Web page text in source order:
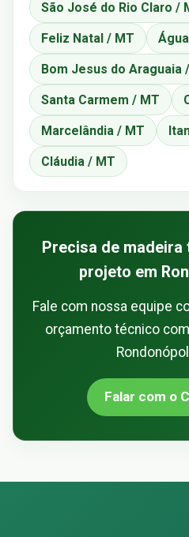
São José do Rio Claro /
Feliz Natal / MT
Bom Jesus do Araguaia
Santa Carmem / MT
Marcelândia / MT
Cláudia / MT
Precisa de
projeto em
Fale com nossa equipe
orçamento técnico
Falar com o